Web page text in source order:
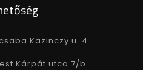
Kazinczy u. 4.
Kárpát utca 7/b